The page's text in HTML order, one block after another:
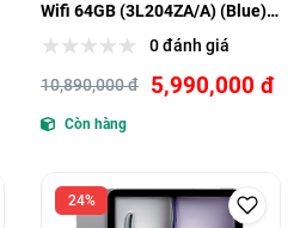
Wifi 64GB (3L204ZA/A) (Blue)
0 đánh giá
10,890,000 đ 5,990,000 đ
Còn hàng
24%